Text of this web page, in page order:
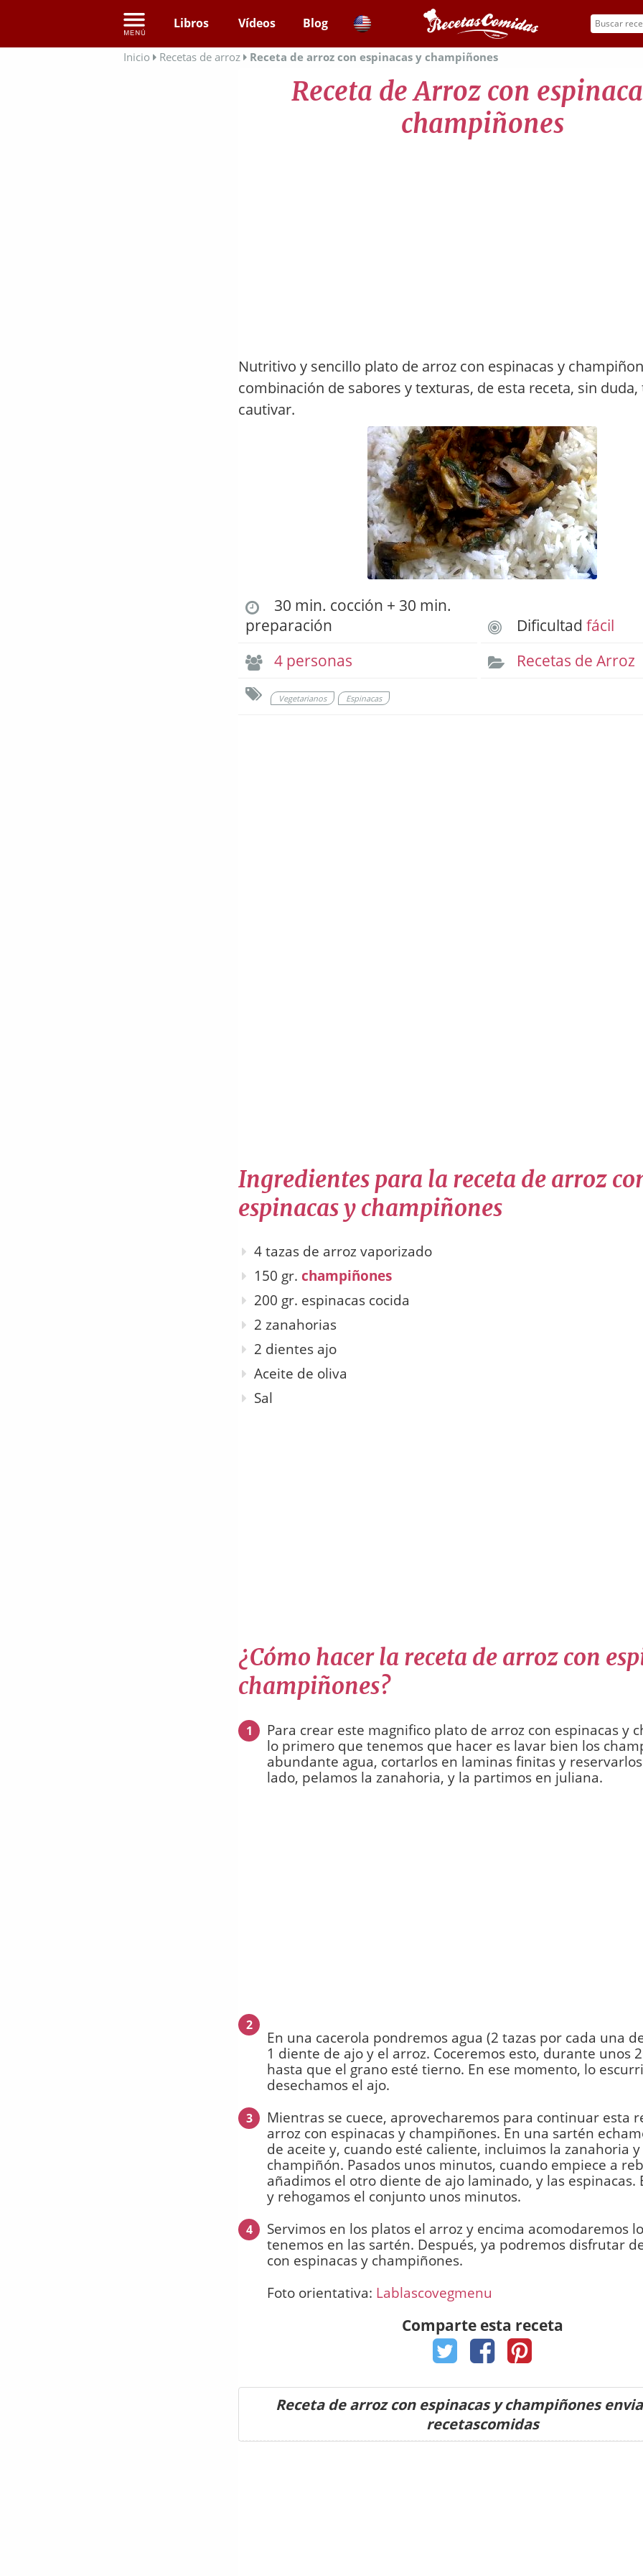
Libros Vídeos Blog
Inicio Recetas de arroz Receta de arroz con espinacas y champiñones
Receta de Arroz con
champiñones
Nutritivo y sencillo plato de arroz con espinacas y
combinación de sabores y texturas, de esta receta, sin duda,
cautivar.
30 min. cocción + 30 min.
preparación
Dificultadfácil
4 personas
Recetas de Arroz
Vegetarianos Espinacas
Ingredientes para la receta de arroz
espinacas y champiñones
4 tazas de arroz vaporizado
150 gr. champiñones
200 gr. espinacas cocida
2 zanahorias
2 dientes ajo
Aceite de oliva
Sal
¿Cómo hacer la receta de arroz con
champiñones?
1
Para crear este magnifico plato de arroz con espinacas y
lo primero que tenemos que hacer es lavar bien los
abundante agua, cortarlos en laminas finitas y
lado, pelamos la zanahoria, y la partimos en juliana.
2
En una cacerola pondremos agua (2 tazas por cada una
1 diente de ajo y el arroz. Coceremos esto, durante unos
hasta que el grano esté tierno. En ese momento, lo
desechamos el ajo.
3
Mientras se cuece, aprovecharemos para continuar esta
arroz con espinacas y champiñones. En una sartén
de aceite y, cuando esté caliente, incluimos la zanahoria
champiñón. Pasados unos minutos, cuando empiece a
añadimos el otro diente de ajo laminado, y las espinacas.
y rehogamos el conjunto unos minutos.
4
Servimos en los platos el arroz y encima acomodaremos
tenemos en las sartén. Después, ya podremos disfrutar
con espinacas y champiñones.
Foto orientativa: Lablascovegmenu
Comparte esta receta
Receta de arroz con espinacas y champiñones
recetascomidas